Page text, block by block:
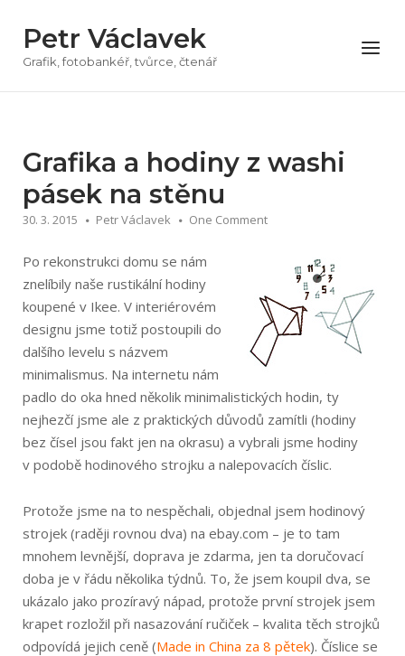
obsah
Petr Václavek
Grafik, fotobankéř, tvůrce, čtenář
Menu
Grafika a hodiny z washi
pásek na stěnu
30. 3. 2015 Petr Václavek One Comment
Po rekonstrukci domu se nám
znelíbily naše rustikální hodiny
koupené v Ikee. V interiérovém
designu jsme totiž postoupili do
dalšího levelu s názvem
minimalismus. Na internetu nám
padlo do oka hned několik minimalistických hodin, ty
nejhezčí jsme ale z praktických důvodů zamítli (hodiny
bez čísel jsou fakt jen na okrasu) a vybrali jsme hodiny
v podobě hodinového strojku a nalepovacích číslic.
Protože jsme na to nespěchali, objednal jsem hodinový
strojek (raději rovnou dva) na ebay.com – je to tam
mnohem levnější, doprava je zdarma, jen ta doručovací
doba je v řádu několika týdnů. To, že jsem koupil dva, se
ukázalo jako prozíravý nápad, protože první strojek jsem
krapet rozložil při nasazování ručiček – kvalita těch strojků
odpovídá jejich ceně (Made in China za 8 pětek). Číslice se